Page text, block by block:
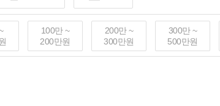
100만 ~
200만원
200만 ~
300만원
300만 ~
500만원